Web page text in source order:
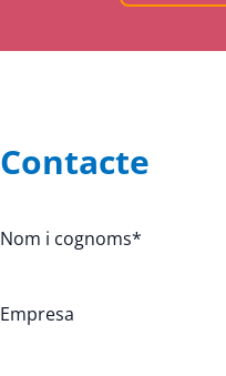
Contacte
Nom i cognoms*
Empresa